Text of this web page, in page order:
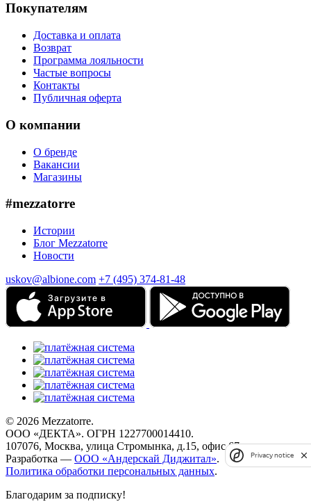
Покупателям
Доставка и оплата
Возврат
Программа лояльности
Частые вопросы
Контакты
Публичная оферта
О компании
О бренде
Вакансии
Магазины
#mezzatorre
Истории
Блог Mezzatorre
Новости
uskov@albione.com +7 (495) 374-81-48
© 2026 Mezzatorre.
ООО «ДЕКТА». ОГРН 1227700014410.
107076, Москва, улица Стромынка, д.15, офис 67.
Разработка — ООО «Андерскай Диджитал».
Политика обработки персональных данных.
Благодарим за подписку!
Privacy notice